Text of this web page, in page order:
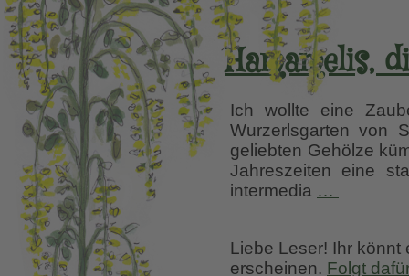
Hamamelis,
Ich wollte eine
Wurzerlsgarten von
geliebten Gehölze
Jahreszeiten eine
intermedia …
Herbst
Liebe Leser! Ihr könnt
erscheinen. Folgt